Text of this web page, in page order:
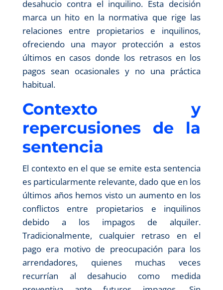
desahucio contra el inquilino. Esta decisión
marca un hito en la normativa que rige las
relaciones entre propietarios e inquilinos,
ofreciendo una mayor protección a estos
últimos en casos donde los retrasos en los
pagos sean ocasionales y no una práctica
habitual.
Contexto y
repercusiones de la
sentencia
El contexto en el que se emite esta sentencia
es particularmente relevante, dado que en los
últimos años hemos visto un aumento en los
conflictos entre propietarios e inquilinos
debido a los impagos de alquiler.
Tradicionalmente, cualquier retraso en el
pago era motivo de preocupación para los
arrendadores, quienes muchas veces
recurrían al desahucio como medida